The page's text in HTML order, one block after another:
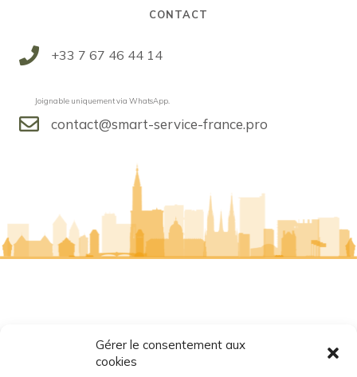
Gérer le consentement aux
cookies
CONTACT
+33 7 67 46 44 14
Joignable uniquement via WhatsApp.
contact@smart-service-france.pro
Strasbourg